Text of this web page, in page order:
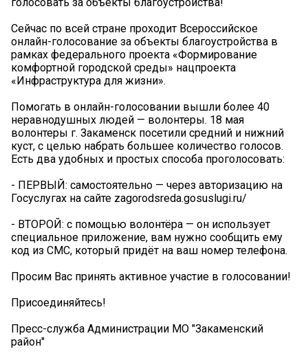
Сейчас по всей стране проходит Всероссийское
онлайн-голосование за объекты благоустройства в
рамках федерального проекта «Формирование
комфортной городской среды» нацпроекта
«Инфраструктура для жизни».
Помогать в онлайн-голосовании вышли более 40
неравнодушных людей — волонтеры. 18 мая
волонтеры г. Закаменск посетили средний и нижний
куст, с целью набрать большее количество голосов.
Есть два удобных и простых способа проголосовать:
- ПЕРВЫЙ: самостоятельно — через авторизацию на
Госуслугах на сайте zagorodsreda.gosuslugi.ru/
- ВТОРОЙ: с помощью волонтёра — он использует
специальное приложение, вам нужно сообщить ему
код из СМС, который придёт на ваш номер телефона.
Просим Вас принять активное участие в голосовании!
Присоединяйтесь!
Пресс-служба Администрации МО "Закаменский
район"